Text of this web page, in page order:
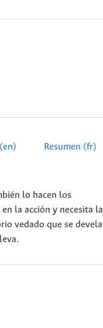
Resumen (fr)
lo hacen los
la acción y necesita la
vedado que se devela